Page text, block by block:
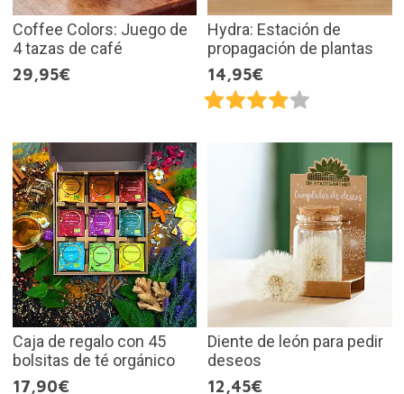
Coffee Colors: Juego de
4 tazas de café
29,95€
Hydra: Estación de
propagación de plantas
14,95€
Caja de regalo con 45
bolsitas de té orgánico
17,90€
Diente de león para pedir
deseos
12,45€